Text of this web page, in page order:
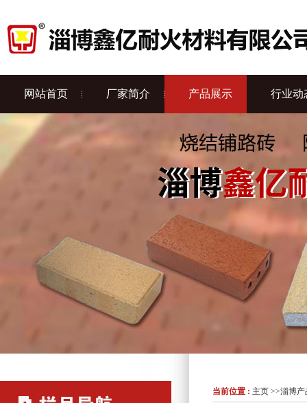
网站首页 厂家简介 产品展示 行业动
当前位置 : 主页 >>淄博产